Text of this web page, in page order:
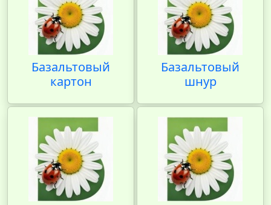
Базальтовый
картон
Базальтовый
шнур